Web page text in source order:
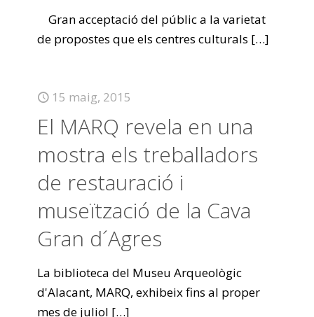
Gran acceptació del públic a la varietat
de propostes que els centres culturals […]
15 maig, 2015
El MARQ revela en una
mostra els treballadors
de restauració i
museïtzació de la Cava
Gran d´Agres
La biblioteca del Museu Arqueològic
d'Alacant, MARQ, exhibeix fins al proper
mes de juliol […]